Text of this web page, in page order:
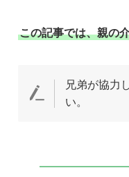
この記事では、親の
兄弟が協力
い。